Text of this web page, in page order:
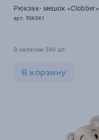
Рюкзак- мешок «Clobber»
арт. 956041
В наличии 340 шт.
В корзину